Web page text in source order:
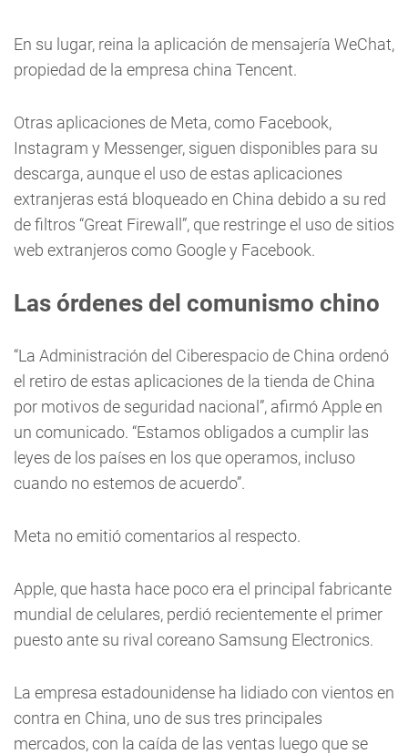
En su lugar, reina la aplicación de mensajería WeChat,
propiedad de la empresa china Tencent.
Otras aplicaciones de Meta, como Facebook,
Instagram y Messenger, siguen disponibles para su
descarga, aunque el uso de estas aplicaciones
extranjeras está bloqueado en China debido a su red
de filtros “Great Firewall”, que restringe el uso de sitios
web extranjeros como Google y Facebook.
Las órdenes del comunismo chino
“La Administración del Ciberespacio de China ordenó
el retiro de estas aplicaciones de la tienda de China
por motivos de seguridad nacional”, afirmó Apple en
un comunicado. “Estamos obligados a cumplir las
leyes de los países en los que operamos, incluso
cuando no estemos de acuerdo”.
Meta no emitió comentarios al respecto.
Apple, que hasta hace poco era el principal fabricante
mundial de celulares, perdió recientemente el primer
puesto ante su rival coreano Samsung Electronics.
La empresa estadounidense ha lidiado con vientos en
contra en China, uno de sus tres principales
mercados, con la caída de las ventas luego que se